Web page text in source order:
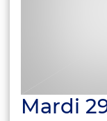
Mardi